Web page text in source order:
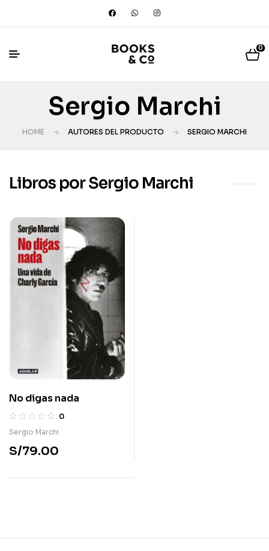
0
Sergio Marchi
HOME AUTORES DEL PRODUCTO SERGIO MARCHI
Libros por Sergio Marchi
No digas nada
0
Sergio Marchi
S/79.00